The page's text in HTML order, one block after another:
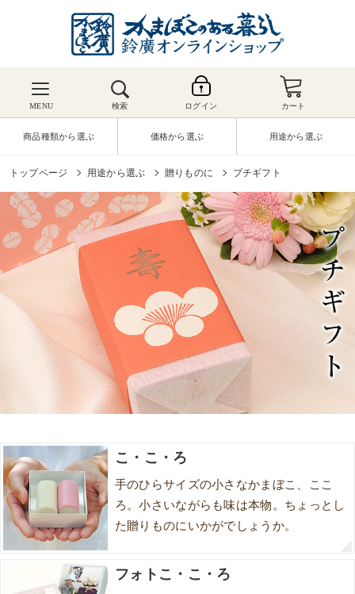
MENU 検索 ログイン カート
商品種類から選ぶ 価格から選ぶ 用途から選ぶ
トップページ 用途から選ぶ 贈りものに プチギフト
こ・こ・ろ
手のひらサイズの小さなかまぼこ、ここ
ろ。小さいながらも味は本物。ちょっとし
た贈りものにいかがでしょうか。
フォトこ・こ・ろ